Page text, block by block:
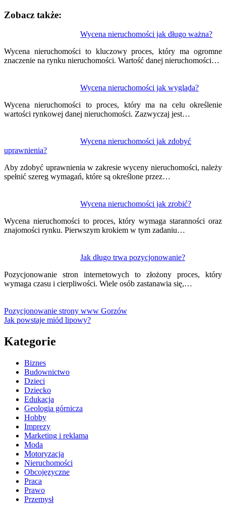
Zobacz także:
Wycena nieruchomości jak długo ważna?
Wycena nieruchomości to kluczowy proces, który ma ogromne
znaczenie na rynku nieruchomości. Wartość danej nieruchomości…
Wycena nieruchomości jak wygląda?
Wycena nieruchomości to proces, który ma na celu określenie
wartości rynkowej danej nieruchomości. Zazwyczaj jest…
Wycena nieruchomości jak zdobyć
uprawnienia?
Aby zdobyć uprawnienia w zakresie wyceny nieruchomości, należy
spełnić szereg wymagań, które są określone przez…
Wycena nieruchomości jak zrobić?
Wycena nieruchomości to proces, który wymaga staranności oraz
znajomości rynku. Pierwszym krokiem w tym zadaniu…
Jak długo trwa pozycjonowanie?
Pozycjonowanie stron internetowych to złożony proces, który
wymaga czasu i cierpliwości. Wiele osób zastanawia się,…
wpisu
Pozycjonowanie strony www Gorzów
Jak powstaje miód lipowy?
Kategorie
Biznes
Budownictwo
Dzieci
Dziecko
Edukacja
Geologia górnicza
Hobby
Imprezy
Marketing i reklama
Moda
Motoryzacja
Nieruchomości
Obcojęzyczne
Praca
Prawo
Przemysł